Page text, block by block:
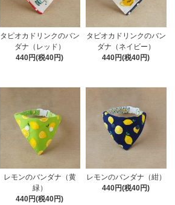
タピオカドリンクのバン
ダナ（レッド）
440円(税40円)
タピオカドリンクのバン
ダナ（ネイビー）
440円(税40円)
レモンのバンダナ（黄
緑）
440円(税40円)
レモンのバンダナ（紺）
440円(税40円)